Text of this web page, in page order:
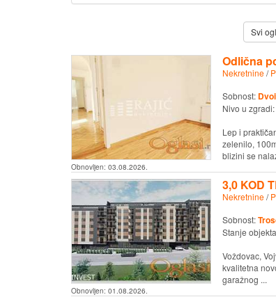
Svi
Obnovljen: 03.08.2026.
Odlična
Nekretnine/
Sobnost:
Nivo u zgradi:
Lep i
zelenilo,
blizini se
Obnovljen: 01.08.2026.
3,0 KOD
Nekretnine/
Sobnost:
Stanje
Voždovac,
kvalitetna
garažnog ...